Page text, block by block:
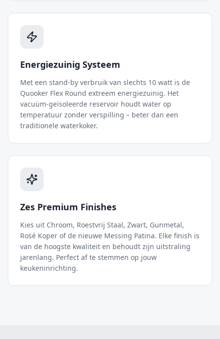
Energiezuinig Systeem
Met een stand-by verbruik van slechts 10 watt is de
Quooker Flex Round extreem energiezuinig. Het
vacuüm-geïsoleerde reservoir houdt water op
temperatuur zonder verspilling – beter dan een
traditionele waterkoker.
Zes Premium Finishes
Kies uit Chroom, Roestvrij Staal, Zwart, Gunmetal,
Rosé Koper of de nieuwe Messing Patina. Elke finish is
van de hoogste kwaliteit en behoudt zijn uitstraling
jarenlang. Perfect af te stemmen op jouw
keukeninrichting.